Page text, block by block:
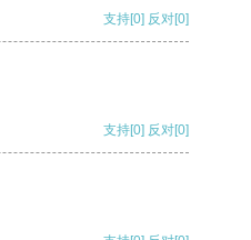
支持[0] 反对[0]
支持[0] 反对[0]